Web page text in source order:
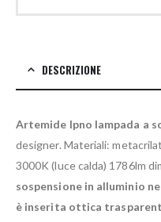
DESCRIZIONE
Artemide Ipno lampada a
designer. Materiali:
3000K (luce calda) 1786lm
sospensione in alluminio
è inserita ottica